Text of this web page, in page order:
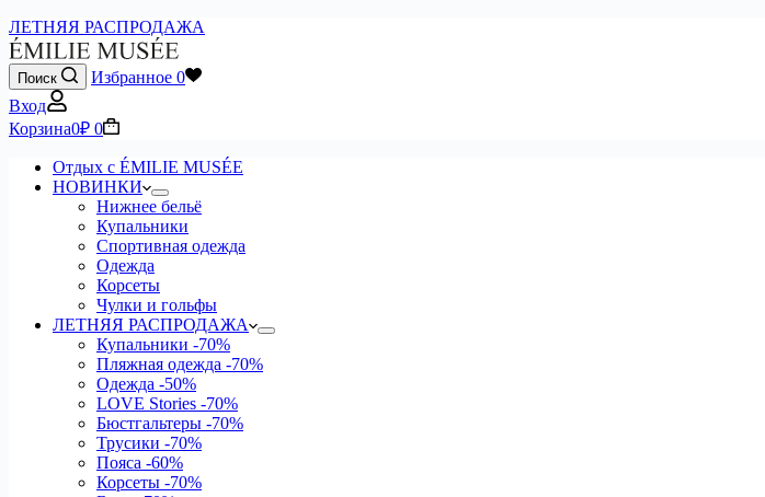
ЛЕТНЯЯ РАСПРОДАЖА
Поиск Избранное 0
Вход
Корзина0₽ 0
Отдых с ÉMILIE MUSÉE
НОВИНКИ
Нижнее бельё
Купальники
Спортивная одежда
Одежда
Корсеты
Чулки и гольфы
ЛЕТНЯЯ РАСПРОДАЖА
Купальники -70%
Пляжная одежда -70%
Одежда -50%
LOVE Stories -70%
Бюстгальтеры -70%
Трусики -70%
Пояса -60%
Корсеты -70%